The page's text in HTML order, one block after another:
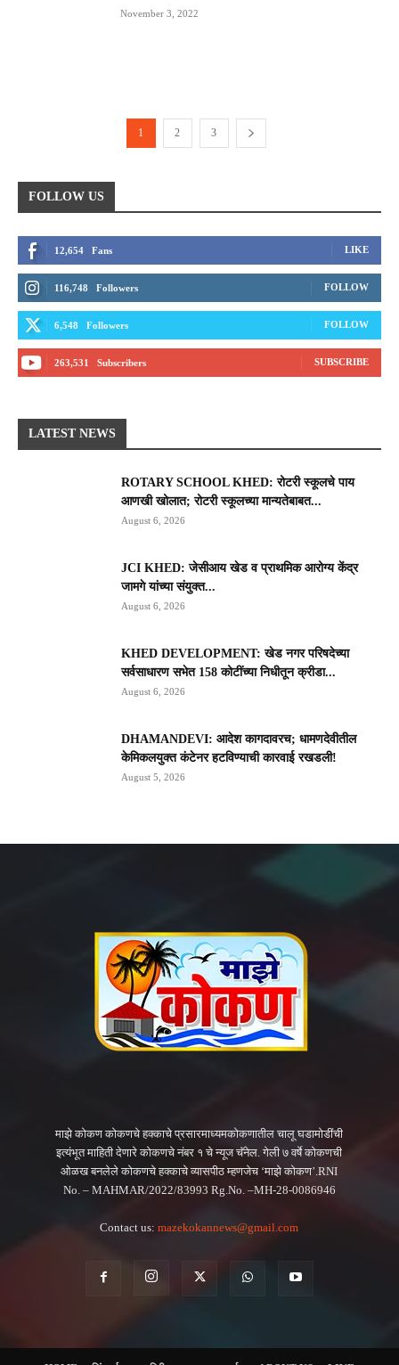
November 3, 2022
1 2 3
FOLLOW US
12,654 Fans LIKE
116,748 Followers FOLLOW
6,548 Followers FOLLOW
263,531 Subscribers SUBSCRIBE
LATEST NEWS
ROTARY SCHOOL KHED: रोटरी स्कूलचे पाय
आणखी खोलात; रोटरी स्कूलच्या मान्यतेबाबत...
August 6, 2026
JCI KHED: जेसीआय खेड व प्राथमिक आरोग्य केंद्र
जामगे यांच्या संयुक्त...
August 6, 2026
KHED DEVELOPMENT: खेड नगर परिषदेच्या
सर्वसाधारण सभेत 158 कोटींच्या निधीतून क्रीडा...
August 6, 2026
DHAMANDEVI: आदेश कागदावरच; धामणदेवीतील
केमिकलयुक्त कंटेनर हटविण्याची कारवाई रखडली!
August 5, 2026
माझे कोकण कोकणचे हक्काचे प्रसारमाध्यमकोकणातील चालू घडामोडींची
इत्यंभूत माहिती देणारे कोकणचे नंबर १ चे न्यूज चॅनेल. गेली ७ वर्षे कोकणची
ओळख बनलेले कोकणचे हक्काचे व्यासपीठ म्हणजेच ‘माझे कोकण’.RNI
No. – MAHMAR/2022/83993 Rg.No. –MH-28-0086946
Contact us:mazekokannews@gmail.com